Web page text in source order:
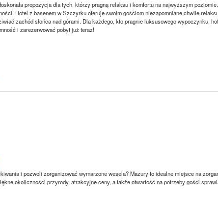
propozycja dla tych, którzy pragną relaksu i komfortu na najwyższym
Hotel z basenem w Szczyrku oferuje swoim gościom niezapomniane chwile
zachód słońca nad górami. Dla każdego, kto pragnie luksusowego wypoczynku,
i zarezerwować pobyt już teraz!
i pozwoli zorganizować wymarzone wesela? Mazury to idealne miejsce na
okoliczności przyrody, atrakcyjne ceny, a także otwartość na potrzeby gości